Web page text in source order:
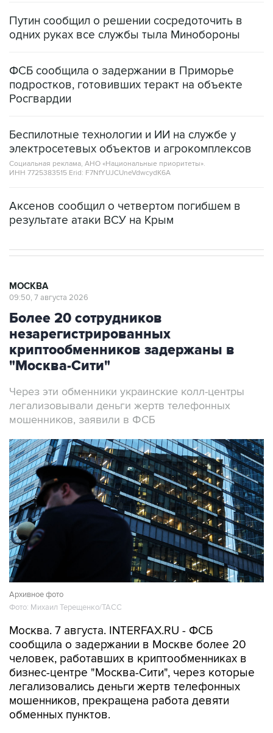
Путин сообщил о решении сосредоточить в
одних руках все службы тыла Минобороны
ФСБ сообщила о задержании в Приморье
подростков, готовивших теракт на объекте
Росгвардии
Беспилотные технологии и ИИ на службе у
электросетевых объектов и агрокомплексов
Социальная реклама, АНО «Национальные приоритеты».
ИНН 7725383515 Erid: F7NfYUJCUneVdwcydK6A
Аксенов сообщил о четвертом погибшем в
результате атаки ВСУ на Крым
МОСКВА
09:50, 7 августа 2026
Более 20 сотрудников
незарегистрированных
криптообменников задержаны в
"Москва-Сити"
Через эти обменники украинские колл-центры
легализовывали деньги жертв телефонных
мошенников, заявили в ФСБ
Архивное фото
Фото: Михаил Терещенко/ТАСС
Москва. 7 августа. INTERFAX.RU - ФСБ
сообщила о задержании в Москве более 20
человек, работавших в криптообменниках в
бизнес-центре "Москва-Сити", через которые
легализовались деньги жертв телефонных
мошенников, прекращена работа девяти
обменных пунктов.